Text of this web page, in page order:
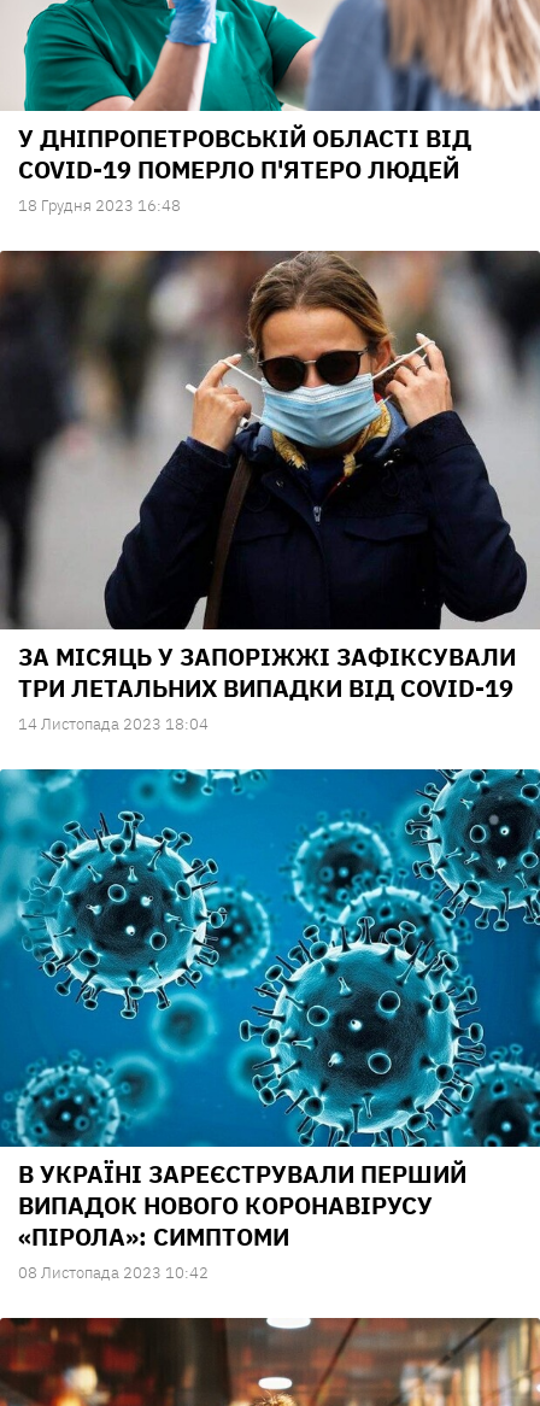
У ДНІПРОПЕТРОВСЬКІЙ ОБЛАСТІ ВІД
COVID-19 ПОМЕРЛО П'ЯТЕРО ЛЮДЕЙ
18 Грудня 2023 16:48
ЗА МІСЯЦЬ У ЗАПОРІЖЖІ ЗАФІКСУВАЛИ
ТРИ ЛЕТАЛЬНИХ ВИПАДКИ ВІД COVID-19
14 Листопада 2023 18:04
В УКРАЇНІ ЗАРЕЄСТРУВАЛИ ПЕРШИЙ
ВИПАДОК НОВОГО КОРОНАВІРУСУ
«ПІРОЛА»: СИМПТОМИ
08 Листопада 2023 10:42